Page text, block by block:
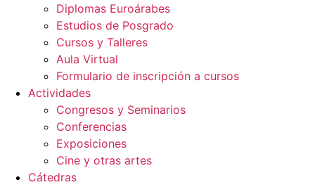
Diplomas Euroárabes
Estudios de Posgrado
Cursos y Talleres
Aula Virtual
Formulario de inscripción a cursos
Actividades
Congresos y Seminarios
Conferencias
Exposiciones
Cine y otras artes
Cátedras